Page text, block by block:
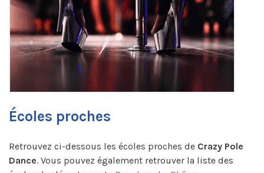
Écoles proches
Retrouvez ci-dessous les écoles proches de Crazy Pole
Dance. Vous pouvez également retrouver la liste des